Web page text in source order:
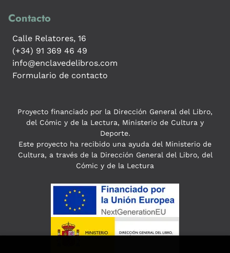
Contacto
Calle Relatores, 16
(+34) 91 369 46 49
info@enclavedelibros.com
Formulario de contacto
Proyecto financiado por la Dirección General del Libro,
del Cómic y de la Lectura, Ministerio de Cultura y
Deporte.
Este proyecto ha recibido una ayuda del Ministerio de
Cultura, a través de la Dirección General del Libro, del
Cómic y de la Lectura